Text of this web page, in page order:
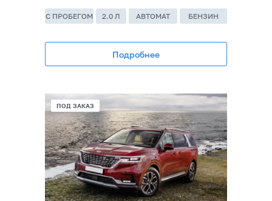
Подробнее
2.0 Л АВТОМАТ БЕНЗИН
C ПРОБЕГОМ
В НАЛИЧИИ
ПОД ЗАКАЗ